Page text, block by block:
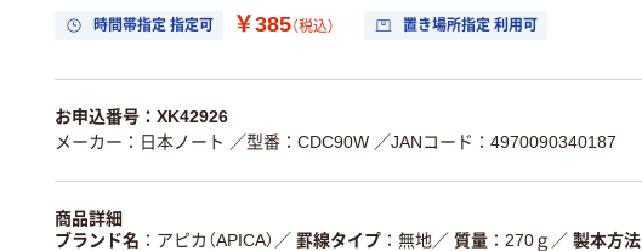
時間帯指定 指定可 ￥385（税込） 置き場所指定 利用可
お申込番号：XK42926
メーカー：日本ノート ／型番：CDC90W ／JANコード：4970090340187
商品詳細
ブランド名
アピカ（APICA） ／ 罫線タイプ 無地／ 質量 270ｇ ／ 製本方法